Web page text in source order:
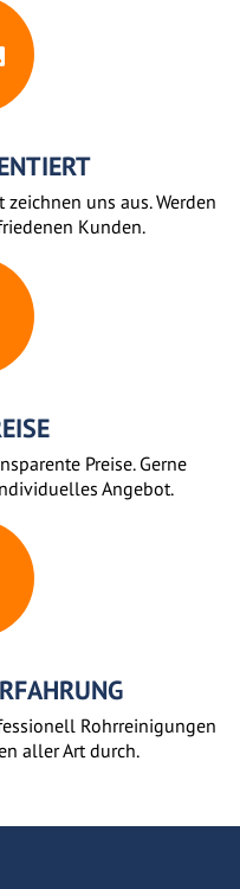
uns aus. Werden
Kunden.
Preise. Gerne
Angebot.
Rohrreinigungen
aller Art durch.